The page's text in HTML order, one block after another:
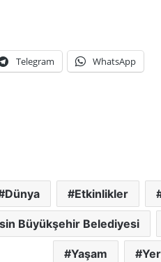
Telegram WhatsApp
Dünya Etkinlikler
Büyükşehir Belediyesi
Yaşam